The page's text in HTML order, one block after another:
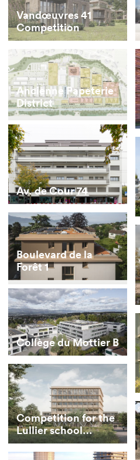
Vandœuvres 41
Competition
Ancienne Papeterie
District
Av. de Cour 74
Boulevard de la
Forêt 1
Collège du Mottier B
Competition for the
Lullier school
extension